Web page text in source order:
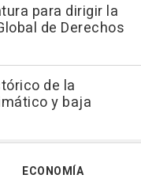
para dirigir la
de Derechos
de la
y baja
ECONOMÍA